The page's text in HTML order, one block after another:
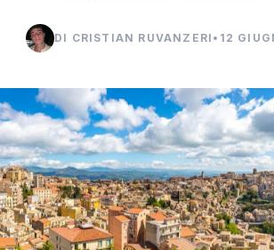
DI CRISTIAN RUVANZERI • 12